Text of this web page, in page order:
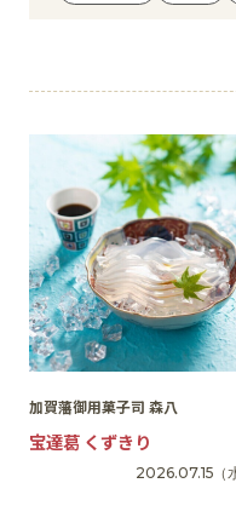
アクセス・パーキン
館内サービス
施設からのお知らせ
スタッフ募集
百番街くらぶ
加賀藩御用菓子司 森八
宝達葛 くずきり
2026.07.15 （